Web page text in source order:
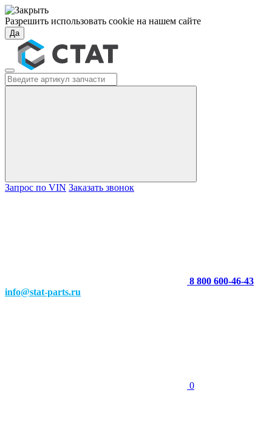
Разрешить использовать cookie на нашем сайте
Да
Запрос по VIN Заказать звонок
8 800 600-46-43
info@stat-parts.ru
0